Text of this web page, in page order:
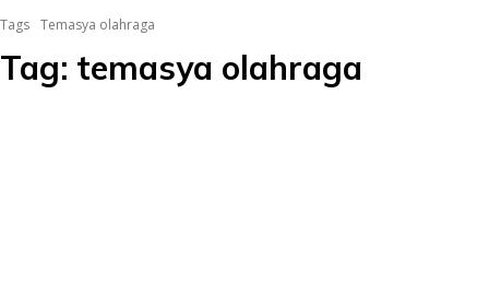
Tags Temasya olahraga
Tag: temasya olahraga